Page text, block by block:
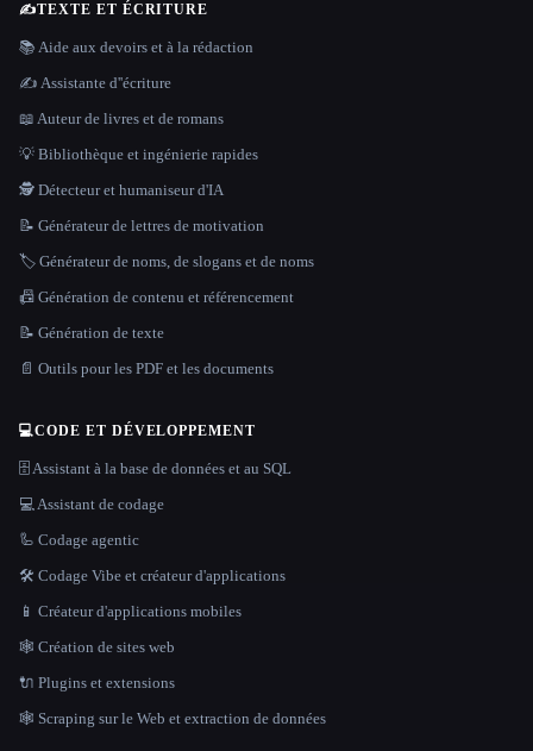
✍️TEXTE ET ÉCRITURE
📚 Aide aux devoirs et à la rédaction
✍️ Assistante d''écriture
📖 Auteur de livres et de romans
💡 Bibliothèque et ingénierie rapides
🕵️ Détecteur et humaniseur d'IA
📝 Générateur de lettres de motivation
🏷️ Générateur de noms, de slogans et de noms
📠 Génération de contenu et référencement
📝 Génération de texte
📄 Outils pour les PDF et les documents
💻CODE ET DÉVELOPPEMENT
🗄️ Assistant à la base de données et au SQL
💻 Assistant de codage
🦾 Codage agentic
🛠️ Codage Vibe et créateur d'applications
📱 Créateur d'applications mobiles
🕸 Création de sites web
🔌 Plugins et extensions
🕸️ Scraping sur le Web et extraction de données